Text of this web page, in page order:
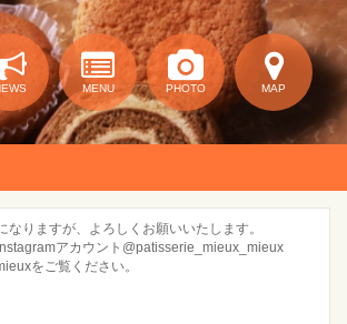
MENU PHOTO MAP
なりますが、よろしくお願いいたします。
アカウント@patisserie_mieux_mieux
をご覧ください。